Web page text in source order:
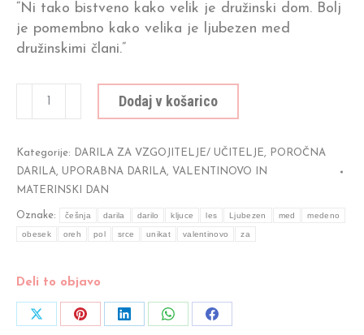
“Ni tako bistveno kako velik je družinski dom. Bolj
je pomembno kako velika je ljubezen med
družinskimi člani.”
Obeski
komplet
"SRCE
DRUŽINE"
količina
Dodaj v košarico
Kategorije: DARILA ZA VZGOJITELJE/ UČITELJE,
POROČNA
DARILA, UPORABNA DARILA, VALENTINOVO IN
MATERINSKI DAN
Oznake: češnja darila darilo kljuce les Ljubezen med medeno
obesek oreh pol srce unikat valentinovo za
Deli to objavo
Share
Share
Share
Share
Share